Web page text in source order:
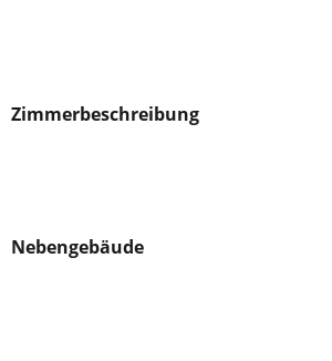
Zimmerbeschreibung
Nebengebäude